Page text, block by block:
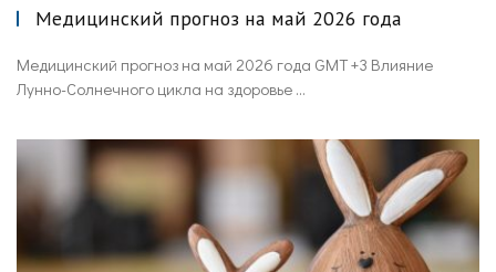
Медицинский прогноз на май 2026 года
Медицинский прогноз на май 2026 года GMT +3 Влияние
Лунно-Солнечного цикла на здоровье ...